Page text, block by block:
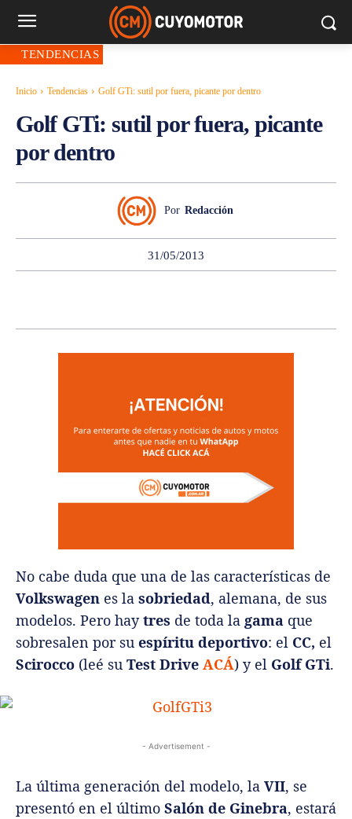
TENDENCIAS
Inicio Tendencias Golf GTi: sutil por fuera, picante por dentro
Golf GTi: sutil por fuera, picante
por dentro
Por Redacción
31/05/2013
No cabe duda que una de las características de
Volkswagen es la sobriedad, alemana, de sus
modelos. Pero haytres de toda la gama que
sobresalen por su espíritu deportivo: el CC, el
Scirocco (leé su Test Drive ACÁ) y el Golf GTi.
- Advertisement -
La última generación del modelo, la VII, se
presentó en el último Salón de Ginebra, estará